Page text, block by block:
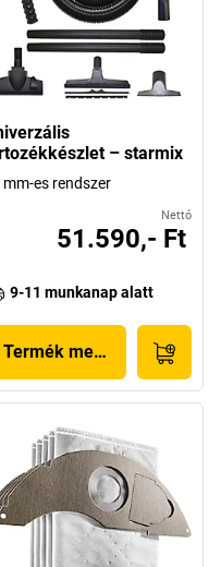
– starmix
mm-es rendszer
Nettó
51.590,- Ft
9-11 munkanap alatt
Termék megjelenítése